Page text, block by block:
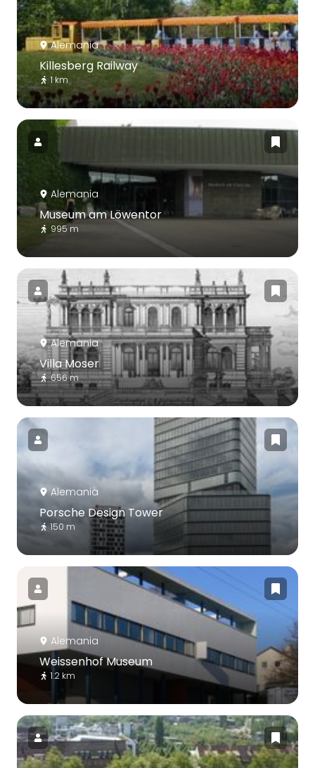
Alemania
Killesberg Railway
1 km
Alemania
Museum am Löwentor
995 m
Alemania
Villa Moser
656 m
Alemania
Porsche Design Tower
150 m
Alemania
Weissenhof Museum
1.2 km